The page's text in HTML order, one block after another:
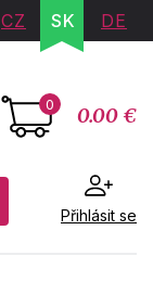
CZ SK DE
0 0.00 €
Přihlásit se